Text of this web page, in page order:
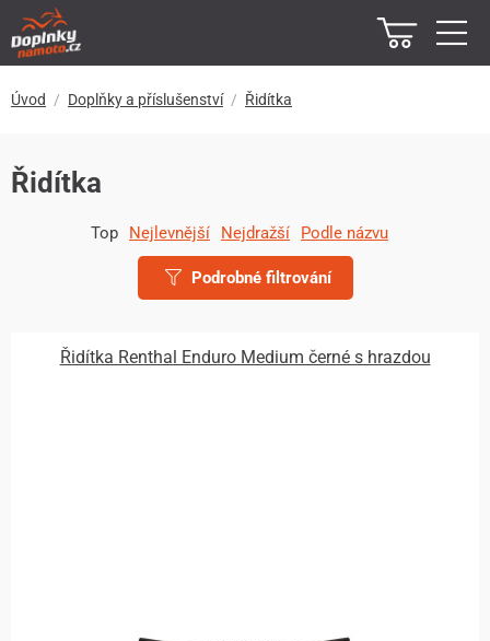
Úvod Doplňky a příslušenství Řidítka
Řidítka
Top Nejlevnější Nejdražší Podle názvu
Podrobné filtrování
Řidítka Renthal Enduro Medium černé s hrazdou